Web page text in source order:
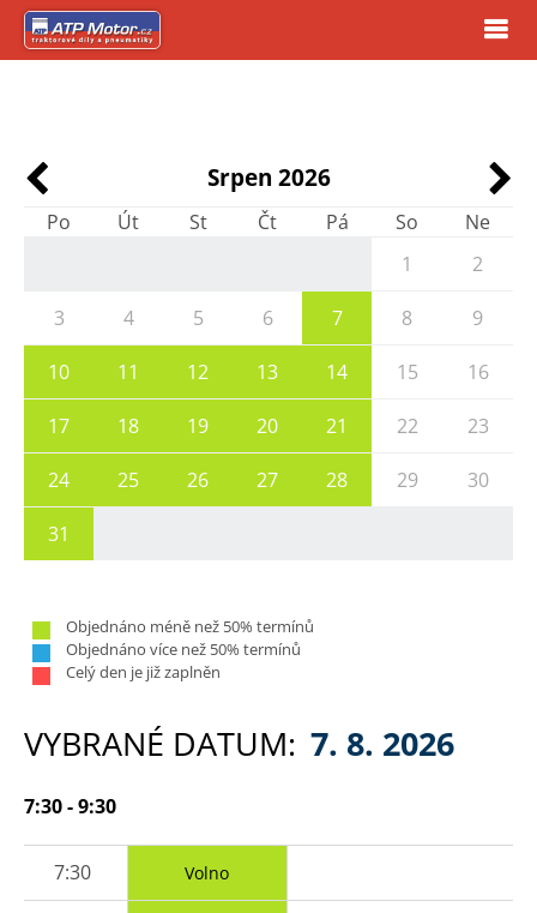
Srpen 2026
Po Út St Čt Pá So
Ne
1
2
3 4 5 6 7 8 9
10 11 12 13 14 15 16
17 18 19 20 21 22 23
24 25 26 27 28 29 30
31
Objednáno méně než 50% termínů
Objednáno více než 50% termínů
Celý den je již zaplněn
VYBRANÉ DATUM: 7. 8. 2026
7:30 - 9:30
7:30 Volno